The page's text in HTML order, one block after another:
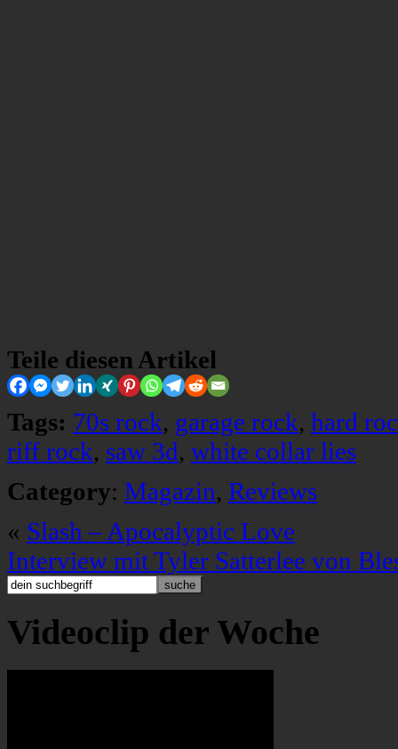
Teile diesen Artikel
Tags: 70s rock, garage rock, hard
riff rock, saw 3d, white collar lies
Category: Magazin, Reviews
« Slash – Apocalyptic Love
Interview mit Tyler Satterlee von
Videoclip der Woche